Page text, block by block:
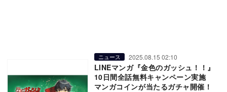
ニュース 2025.08.15 02:10
LINEマンガ『金色のガッシュ！！』
10日間全話無料キャンペーン実施
マンガコインが当たるガチャ開催！